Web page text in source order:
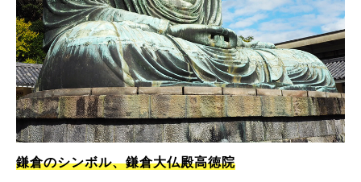
鎌倉のシンボル、鎌倉大仏殿高徳院